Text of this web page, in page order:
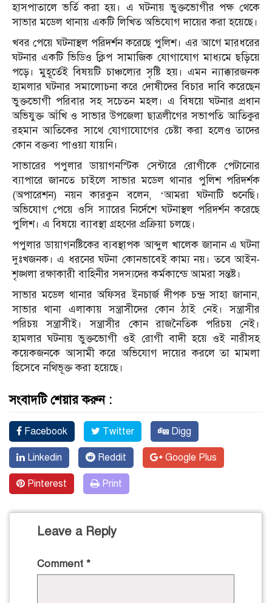
হাসপাতালে ভর্তি করা হয়। এ ঘটনায় ভুক্তভোগীর পক্ষ থেকে
সাভার মডেল থানায় একটি লিখিত অভিযোগ দায়ের করা হয়েছে।
খবর পেয়ে ঘটনাস্থল পরিদর্শন করেছে পুলিশ। এর আগে মারধরের
ঘটনার একটি ভিডিও ক্লিপ সামাজিক যোগাযোগ মাধ্যমে ছড়িয়ে
পড়ে। মুহূর্তেই বিষয়টি চাঞ্চল্যের সৃষ্টি হয়। এমন ন্যাক্কারজনক
হামলার ঘটনার সমালোচনা করে দোষীদের বিচার দাবি করেছেন
ভুক্তভোগী পরিবার সহ সচেতন মহল। এ বিষয়ে ঘটনার প্রধান
অভিযুক্ত আঁখি ও সাভার উপজেলা ছাত্রলীগের সভাপতি আতিকুর
রহমান আতিকের সাথে যোগাযোগের চেষ্টা করা হলেও তাদের
কোন বক্তব্য পাওয়া যায়নি।
সাভারের পপুলার ডায়াগনস্টিক সেন্টারে রোগীকে পেটানোর
ব্যাপারে জানতে চাইলে সাভার মডেল থানার পুলিশ পরিদর্শক
(অপারেশন) নয়ন কারকুন বলেন, ‘আমরা ঘটনাটি শুনেছি।
অভিযোগ পেয়ে ওসি স্যারের নির্দেশে ঘটনাস্থল পরিদর্শন করেছে
পুলিশ। এ বিষয়ে ব্যাবস্থা গ্রহণের প্রক্রিয়া চলছে।
পপুলার ডায়াগনষ্টিকের ব্যবস্থাপক আব্দুল খালেক জানান এ ঘটনা
দুঃখজনক। এ ধরনের ঘটনা কোনভাবেই কাম্য নয়। তবে আইন-
শৃঙ্খলা রক্ষাকারী বাহিনীর সদস্যদের কর্মকান্ডে আমরা সন্তষ্ট।
সাভার মডেল থানার অফিসর ইনচার্জ দীপক চন্দ্র সাহা জানান,
সাভার থানা এলাকায় সন্ত্রাসীদের কোন ঠাই নেই। সন্ত্রাসীর
পরিচয় সন্ত্রাসীই। সন্ত্রাসীর কোন রাজনৈতিক পরিচয় নেই।
হামলার ঘটনায় ভুক্তভোগী ওই রোগী বাদী হয়ে ওই নারীসহ
কয়েকজনকে আসামী করে অভিযোগ দায়ের করলে তা মামলা
হিসেবে নথিভূক্ত করা হয়েছে।
সংবাদটি শেয়ার করুন :
Facebook Twitter Digg
Linkedin Reddit Google Plus
Pinterest Print
Leave a Reply
Comment *